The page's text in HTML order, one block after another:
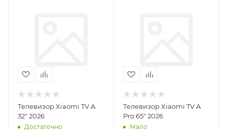
Телевизор Xiaomi TV A
32" 2026
Достаточно
Телевизор Xiaomi TV A
Pro 65" 2026
Мало